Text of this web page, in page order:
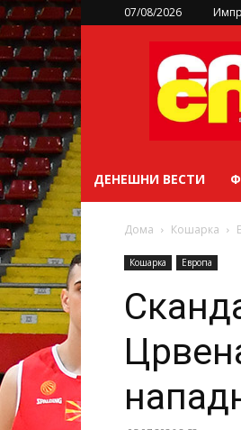
07/08/2026
ДЕНЕШНИ ВЕСТИ
Дома Кошарка
Кошарка Европа